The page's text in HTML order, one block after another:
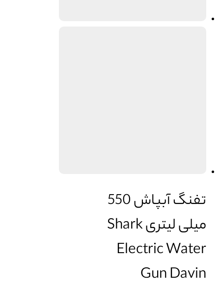
تفنگ آبپاش 550
میلی لیتری Shark
Electric Water
Gun Davin